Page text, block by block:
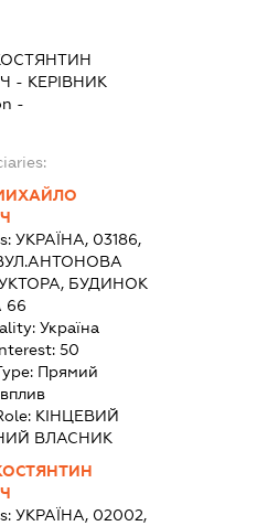
- КЕРІВНИК
-
УКРАЇНА, 03186,
БУДИНОК
66
Україна
50
Прямий
КІНЦЕВИЙ
ВЛАСНИК
УКРАЇНА, 02002,